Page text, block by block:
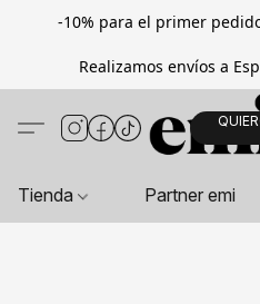
-10% para el primer
Realizamos envíos a
Tienda Partner emi